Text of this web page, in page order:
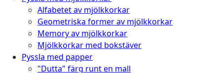
Alfabetet av mjölkkorkar
Geometriska former av mjölkkorkar
Memory av mjölkkorkar
Mjölkkorkar med bokstäver
Pyssla med papper
"Dutta" färg runt en mall